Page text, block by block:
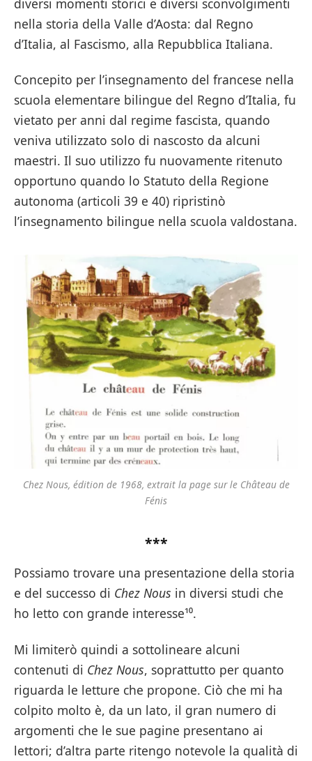
nella storia della Valle d’Aosta: dal Regno
d’Italia, al Fascismo, alla Repubblica Italiana.
Concepito per l’insegnamento del francese nella
scuola elementare bilingue del Regno d’Italia, fu
vietato per anni dal regime fascista, quando
veniva utilizzato solo di nascosto da alcuni
maestri. Il suo utilizzo fu nuovamente ritenuto
opportuno quando lo Statuto della Regione
autonoma (articoli 39 e 40) ripristinò
l’insegnamento bilingue nella scuola valdostana.
Chez Nous, édition de 1968, extrait la page sur le Château de
Fénis
***
Possiamo trovare una presentazione della storia
e del successo di Chez Nous in diversi studi che
ho letto con grande interesse¹⁰.
Mi limiterò quindi a sottolineare alcuni
contenuti di Chez Nous, soprattutto per quanto
riguarda le letture che propone. Ciò che mi ha
colpito molto è, da un lato, il gran numero di
argomenti che le sue pagine presentano ai
lettori; d’altra parte ritengo notevole la qualità di